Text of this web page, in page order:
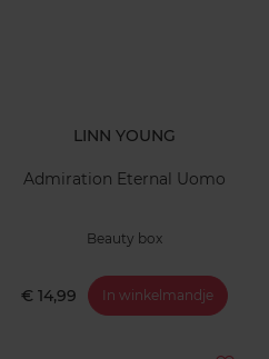
LINN YOUNG
Admiration Eternal Uomo
Beauty box
€ 14,99 In winkelmandje